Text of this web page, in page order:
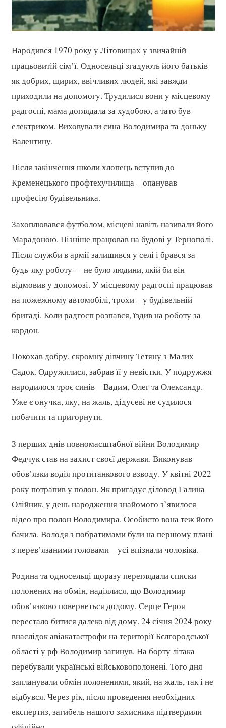
Народився 1970 року у Літовищах у звичайній
працьовитій сім’ї. Односельці згадують його батьків
як добрих, щирих, ввічливих людей, які завжди
приходили на допомогу. Трудилися вони у місцевому
радгоспі, мама доглядала за худобою, а тато був
електриком. Виховували сина Володимира та доньку
Валентину.
Після закінчення школи хлопець вступив до
Кременецького профтехучилища – опанував
професію будівельника.
Захоплювався футболом, місцеві навіть називали його
Марадоною. Пізніше працював на будові у Тернополі.
Після служби в армії залишився у селі і брався за
будь-яку роботу – не було людини, якій би він
відмовив у допомозі. У місцевому радгоспі працював
на пожежному автомобілі, трохи – у будівельній
бригаді. Коли радгосп розпався, їздив на роботу за
кордон.
Покохав добру, скромну дівчину Тетяну з Малих
Садок. Одружилися, забрав її у невістки. У подружжя
народилося троє синів – Вадим, Олег та Олександр.
Уже є онучка, яку, на жаль, дідусеві не судилося
побачити та пригорнути.
З перших днів повномасштабної війни Володимир
Федчук став на захист своєї держави. Виконував
обов’язки водія протитанкового взводу. У квітні 2022
року потрапив у полон. Як пригадує діловод Галина
Олійник, у день народження знайомого з’явилося
відео про полон Володимира. Особисто вона теж його
бачила. Володя з побратимами були на першому плані
з перев’язаними головами – усі впізнали чоловіка.
Родина та односельці щоразу переглядали списки
полонених на обмін, надіялися, що Володимир
обов’язково повернеться додому. Серце Героя
перестало битися далеко від дому. 24 січня 2024 року
внаслідок авіакатастрофи на території Бєлгородської
області у рф Володимир загинув. На борту літака
перебували українські військовополонені. Того дня
запланували обмін полоненими, який, на жаль, так і не
відбувся. Через рік, після проведення необхідних
експертиз, загибель нашого захисника підтвердили